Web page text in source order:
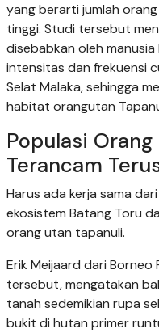
yang berarti jumlah
tinggi. Studi tersebut
disebabkan oleh
intensitas dan frekuensi
Selat Malaka, sehingga
habitat orangutan
Populasi
Terancam
Harus ada kerja sama
ekosistem Batang Toru
orang utan tapanuli.
Erik Meijaard dari
tersebut, mengatakan
tanah sedemikian rupa
bukit di hutan primer